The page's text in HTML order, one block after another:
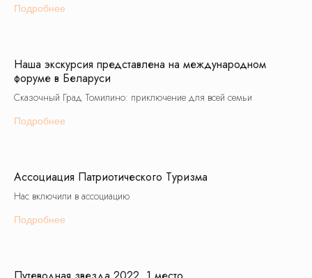
Подробнее
Наша экскурсия представлена на международном
форуме в Беларуси
Сказочный Град Томилино: приключение для всей семьи
Подробнее
Ассоциация Патриотического Туризма
Нас включили в ассоциацию
Подробнее
представленная на сайте информация носит
исключительно информационный характер
Создание экскурсий на вашей площадке
3 класс
4 класс
5 класс
8 класс
10 класс